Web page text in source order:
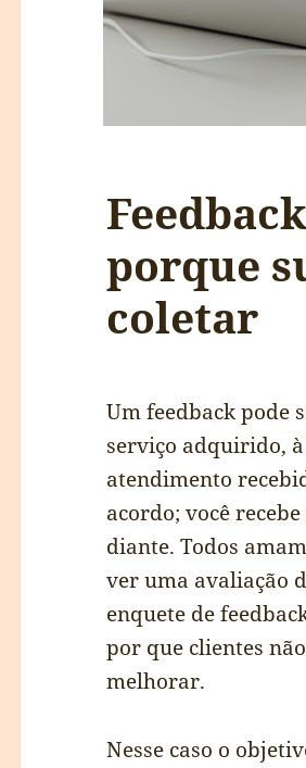
porque
coletar
Um feedback pode
serviço adquirido,
atendimento
acordo; você
diante. Todos
ver uma avaliação
enquete de
por que clientes
melhorar.
Nesse caso o